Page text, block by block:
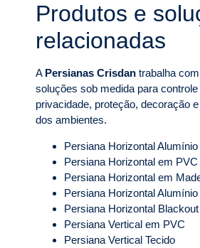
Produtos e
relacionadas
A Persianas Crisdan trabalha
soluções sob medida para controle
privacidade, proteção, decoração
dos ambientes.
Persiana Horizontal
Persiana Horizontal em
Persiana Horizontal em
Persiana Horizontal
Persiana Horizontal Blackout
Persiana Vertical em PVC
Persiana Vertical Tecido